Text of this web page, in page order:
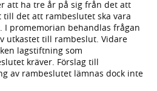
att ha tre år på sig från det att
det att rambeslutet ska vara
promemorian behandlas frågan
utkastet till rambeslut. Vidare
lagstiftning som
kräver. Förslag till
av rambeslutet lämnas dock inte